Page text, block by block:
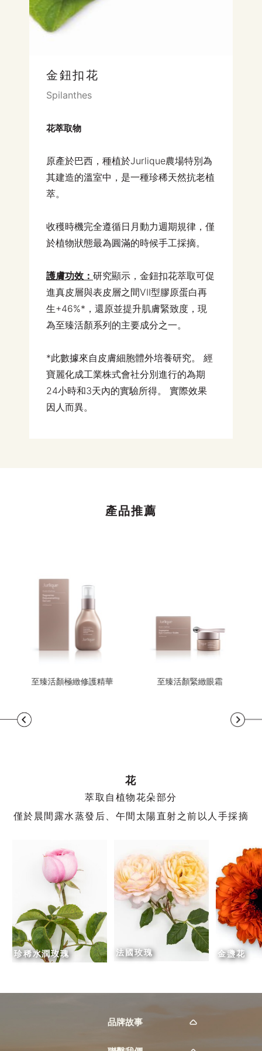
金鈕扣花
Spilanthes
花萃取物
原產於巴西，種植於Jurlique農場特別為
其建造的溫室中，是一種珍稀天然抗老植
萃。
收穫時機完全遵循日月動力週期規律，僅
於植物狀態最為圓滿的時候手工採摘。
護膚功效： 研究顯示，金鈕扣花萃取可促
進真皮層與表皮層之間VII型膠原蛋白再
生+46%*，還原並提升肌膚緊致度，現
為至臻活顏系列的主要成分之一。
*此數據來自皮膚細胞體外培養研究。 經
寶麗化成工業株式會社分別進行的為期
24小時和3天內的實驗所得。 實際效果
因人而異。
產品推薦
至臻活顏極緻修護精華 至臻活顏緊緻眼霜
花
萃取自植物花朵部分
僅於晨間露水蒸發后、午間太陽直射之前以人手採摘
珍稀水潤玫瑰 法國玫瑰 金盞花
品牌故事